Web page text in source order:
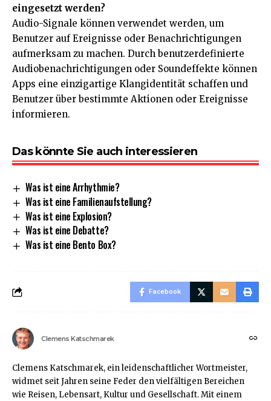
eingesetzt werden?
Audio-Signale können verwendet werden, um
Benutzer auf Ereignisse oder Benachrichtigungen
aufmerksam zu machen. Durch benutzerdefinierte
Audiobenachrichtigungen oder Soundeffekte können
Apps eine einzigartige Klangidentität schaffen und
Benutzer über bestimmte Aktionen oder Ereignisse
informieren.
Das könnte Sie auch interessieren
Was ist eine Arrhythmie?
Was ist eine Familienaufstellung?
Was ist eine Explosion?
Was ist eine Debatte?
Was ist eine Bento Box?
Facebook
Clemens Katschmarek
Clemens Katschmarek, ein leidenschaftlicher Wortmeister,
widmet seit Jahren seine Feder den vielfältigen Bereichen
wie Reisen, Lebensart, Kultur und Gesellschaft. Mit einem